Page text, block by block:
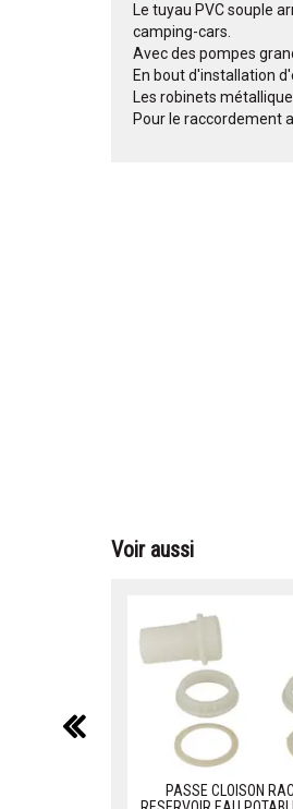
Le tuyau PVC souple
camping-cars.
Avec des pompes
En bout d'installation
Les robinets
Pour le raccordement
Voir aussi
PASSE CLOISON
précédent